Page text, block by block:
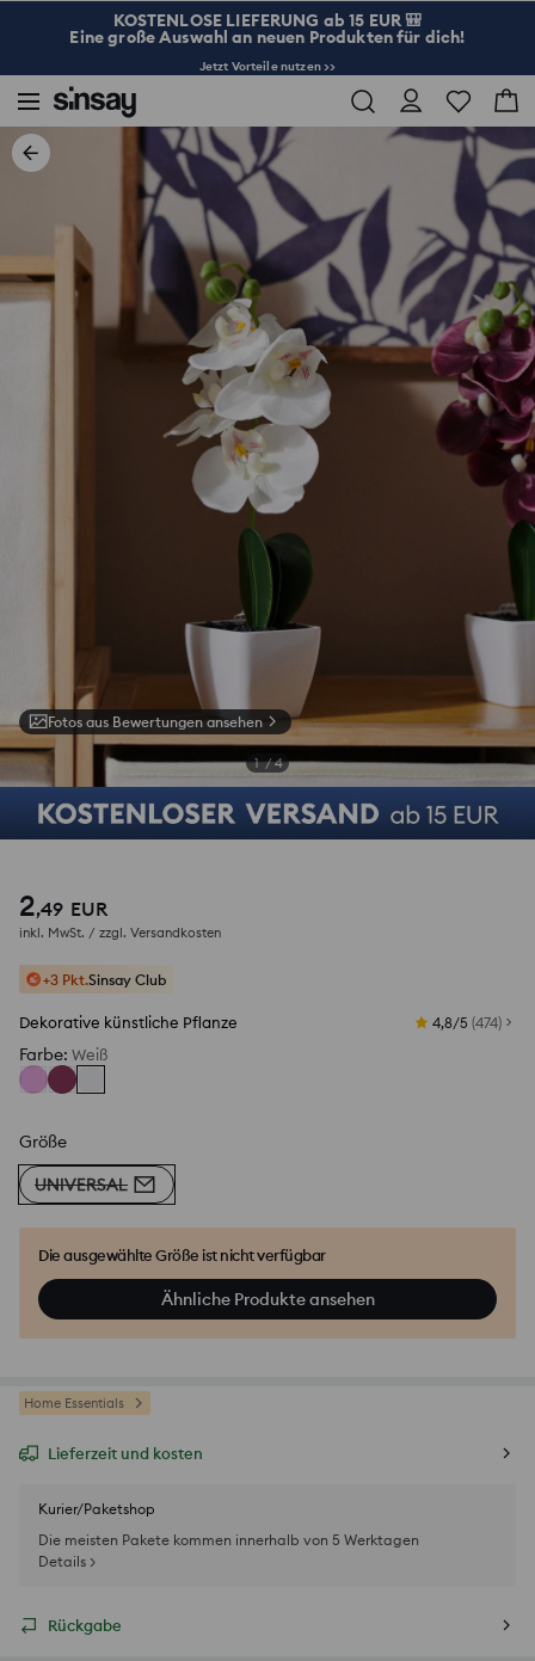
KOSTENLOSE LIEFERUNG ab 15 EUR 🎒
Eine große Auswahl an neuen Produkten für dich!
Jetzt Vorteile nutzen >>
Fotos aus Bewertungen ansehen
1 /4
2,49 EUR
inkl. MwSt. / zzgl. Versandkosten
+3 Pkt.Sinsay Club
Dekorative künstliche Pflanze 4,8/5 (474)
Farbe: Weiß
Größe
UNIVERSAL
Die ausgewählte Größe ist nicht verfügbar
Ähnliche Produkte ansehen
Home Essentials
Lieferzeit und kosten
Kurier/Paketshop
Die meisten Pakete kommen innerhalb von 5 Werktagen
Details >
Rückgabe